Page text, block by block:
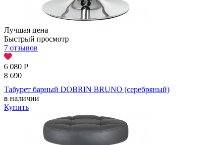
Лучшая цена
Быстрый просмотр
7 отзывов
6 080 Р
8 690
Табурет барный DOBRIN BRUNO (серебряный)
в наличии
Купить